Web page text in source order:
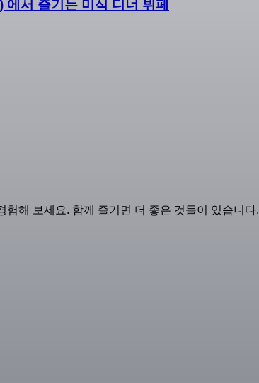
서 즐기는 미식 디너 뷔페
해 보세요. 함께 즐기면 더 좋은 것들이 있습니다.